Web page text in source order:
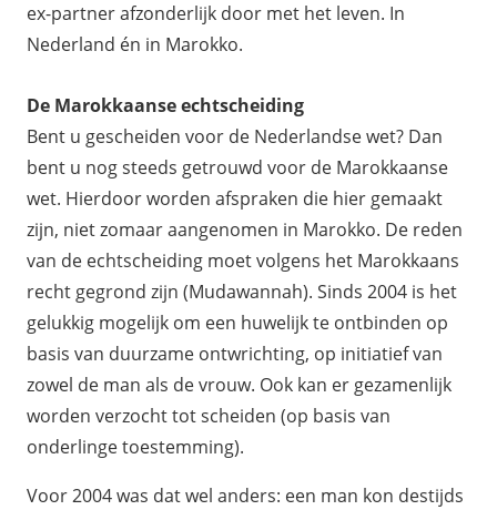
ex-partner afzonderlijk door met het leven. In
Nederland én in Marokko.
De Marokkaanse echtscheiding
Bent u gescheiden voor de Nederlandse wet? Dan
bent u nog steeds getrouwd voor de Marokkaanse
wet. Hierdoor worden afspraken die hier gemaakt
zijn, niet zomaar aangenomen in Marokko. De reden
van de echtscheiding moet volgens het Marokkaans
recht gegrond zijn (Mudawannah). Sinds 2004 is het
gelukkig mogelijk om een huwelijk te ontbinden op
basis van duurzame ontwrichting, op initiatief van
zowel de man als de vrouw. Ook kan er gezamenlijk
worden verzocht tot scheiden (op basis van
onderlinge toestemming).
Voor 2004 was dat wel anders: een man kon destijds